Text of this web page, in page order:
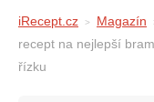
iRecept.cz Magazín
recept na nejlepší
řízku